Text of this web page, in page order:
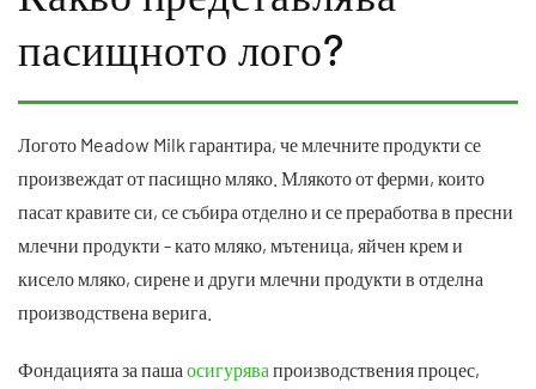
пасищното лого?
Логото Meadow Milk гарантира, че млечните продукти се
произвеждат от пасищно мляко. Млякото от ферми, които
пасат кравите си, се събира отделно и се преработва в пресни
млечни продукти - като мляко, мътеница, яйчен крем и
кисело мляко, сирене и други млечни продукти в отделна
производствена верига.
Фондацията за паша осигурява производствения процес,